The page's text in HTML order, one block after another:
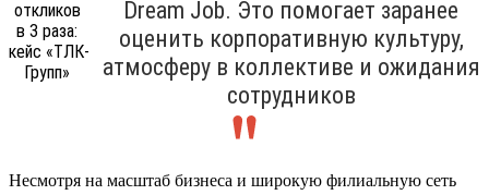
Dream Job. Это помогает заранее
оценить корпоративную культуру,
атмосферу в коллективе и ожидания
сотрудников
Несмотря на масштаб бизнеса и широкую филиальную сеть